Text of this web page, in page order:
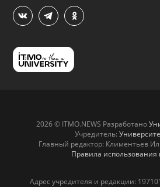
2026 © ITMO.NEWS Разработано
Учредитель:
Главный редактор: Климентьев
Правила использования
Адрес учредителя и редакции: